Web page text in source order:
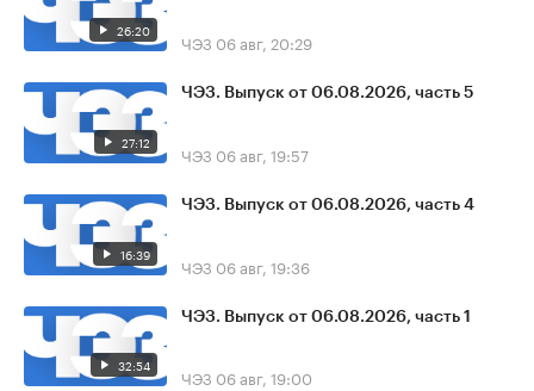
26:20 ЧЭЗ 06 авг, 20:29
27:12
ЧЭЗ. Выпуск от 06.08.2026, часть 5
ЧЭЗ 06 авг, 19:57
16:39
ЧЭЗ. Выпуск от 06.08.2026, часть 4
ЧЭЗ 06 авг, 19:36
32:54
ЧЭЗ. Выпуск от 06.08.2026, часть 1
ЧЭЗ 06 авг, 19:00